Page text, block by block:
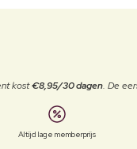
kost€8,95/30 dagen. De
Altijd lage memberprijs